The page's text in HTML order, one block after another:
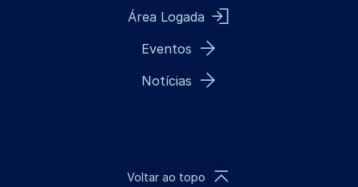
Área Logada
Eventos
Notícias
Voltar ao topo